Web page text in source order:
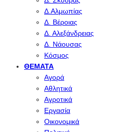
Δ.Αλμωπίας
Δ. Βέροιας
Δ. Αλεξάνδρειας
Δ. Νάουσας
Κόσμος
ΘΈΜΑΤΑ
Αγορά
Αθλητικά
Αγροτικά
Εργασία
Οικονομικά